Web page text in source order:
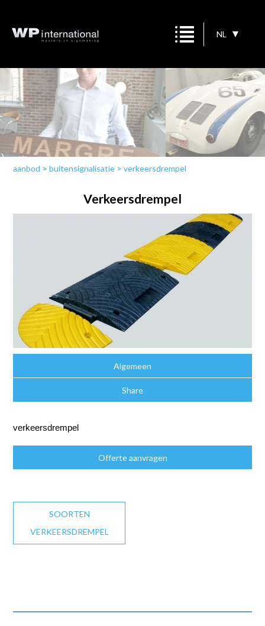
NL
aanbod >buitensignalisatie >verkeersdrempel
Verkeersdrempel
Algemeen
Share
verkeersdrempel
Offerte aanvragen
SOORTEN
VERKEERSDREMPEL